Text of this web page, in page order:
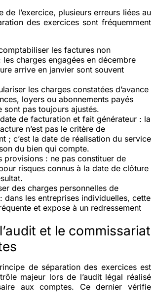
de l’exercice, plusieurs erreurs liées au
des exercices sont fréquemment
les factures non
les charges engagées en décembre
arrive en janvier sont souvent
les charges constatées d’avance
loyers ou abonnements payés
sont pas toujours ajustés.
de facturation et fait générateur : la
n’est pas le critère de
; c’est la date de réalisation du service
du bien qui compte.
provisions : ne pas constituer de
risques connus à la date de clôture
des charges personnelles de
: dans les entreprises individuelles, cette
et expose à un redressement
et le commissariat
de séparation des exercices est
majeur lors de l’audit légal réalisé
aux comptes. Ce dernier vérifie